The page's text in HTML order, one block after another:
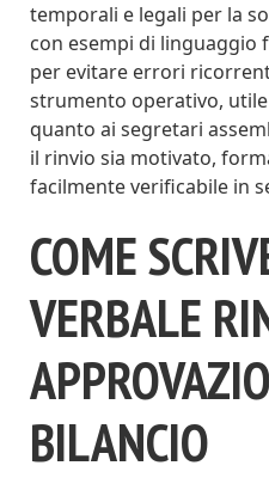
temporali e legali per la
con esempi di linguaggio
per evitare errori
strumento operativo,
quanto ai segretari
il rinvio sia motivato,
facilmente verificabile in
COME
VERBALE
BILANCIO​​